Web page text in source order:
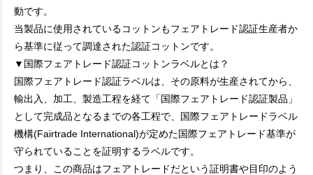
動です。
当製品に使用されているコットンもフェアトレード認証生産者か
ら基準に従って調達された認証コットンです。
▼国際フェアトレード認証コットンラベルとは？
国際フェアトレード認証ラベルは、その原料が生産されてから、
輸出入、加工、製造工程を経て「国際フェアトレード認証製品」
として完成品となるまでの各工程で、国際フェアトレードラベル
機構(Fairtrade International)が定めた国際フェアトレード基準が
守られていることを証明するラベルです。
つまり、この商品はフェアトレードだという証明書や目印のよう